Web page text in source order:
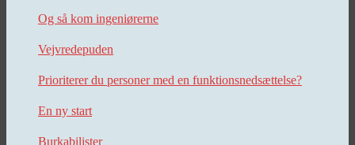
Og så kom ingeniørerne
Vejvredepuden
Prioriterer du personer med en funktionsnedsættelse?
En ny start
Burkabilister